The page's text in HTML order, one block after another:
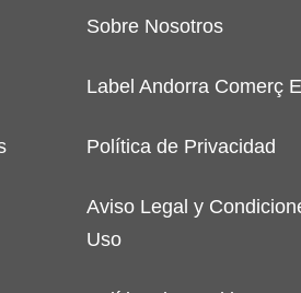
Sobre Nosotros
Label Andorra Comerç
Política de Privacidad
Aviso Legal y
Uso